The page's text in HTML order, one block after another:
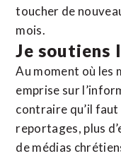
toucher de
mois.
Je soutiens
Au moment où les
emprise sur
contraire qu’il
reportages, plus
de médias